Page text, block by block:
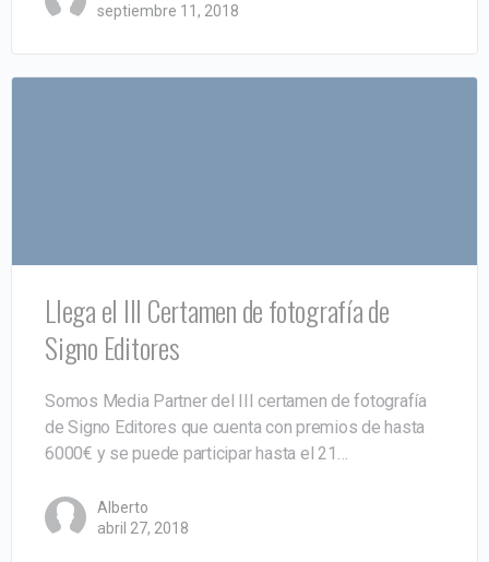
septiembre 11, 2018
Llega el III Certamen de fotografía de
Signo Editores
Somos Media Partner del III certamen de fotografía
de Signo Editores que cuenta con premios de hasta
6000€ y se puede participar hasta el 21…
Alberto
abril 27, 2018